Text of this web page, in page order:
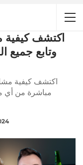
اكتشف كيفية
وتابع جميع
اكتشف كيفية
مباشرة من أي